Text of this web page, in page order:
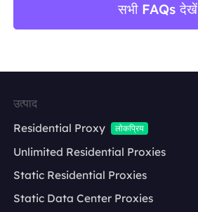
सभी FAQs देखें
उत्पाद
Residential Proxy
लोकप्रिय
Unlimited Residential Proxies
Static Residential Proxies
Static Data Center Proxies